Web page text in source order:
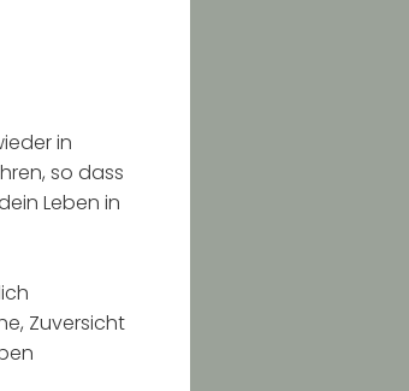
in
so dass
Leben in
Zuversicht